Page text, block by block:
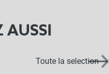
AUSSI
Toute la selection